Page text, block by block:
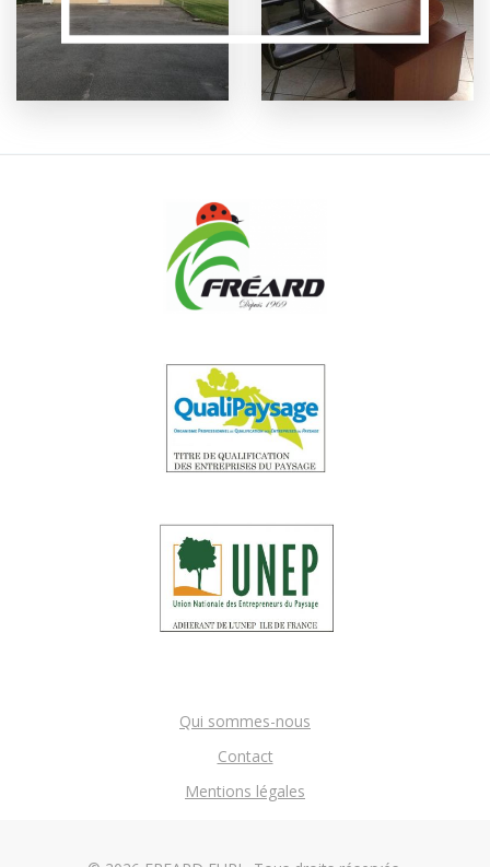
Qui sommes-nous
Contact
Mentions légales